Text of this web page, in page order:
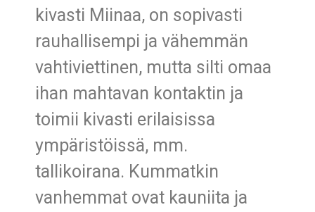
kivasti Miinaa, on sopivasti
rauhallisempi ja vähemmän
vahtiviettinen, mutta silti omaa
ihan mahtavan kontaktin ja
toimii kivasti erilaisissa
ympäristöissä, mm.
tallikoirana. Kummatkin
vanhemmat ovat kauniita ja